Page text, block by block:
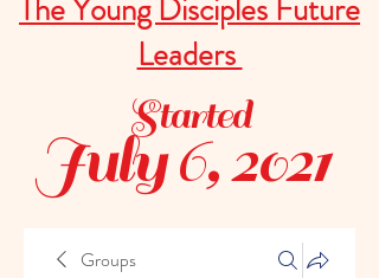
The Young Disciples Future
Leaders
July 6, 2021
Started
Groups